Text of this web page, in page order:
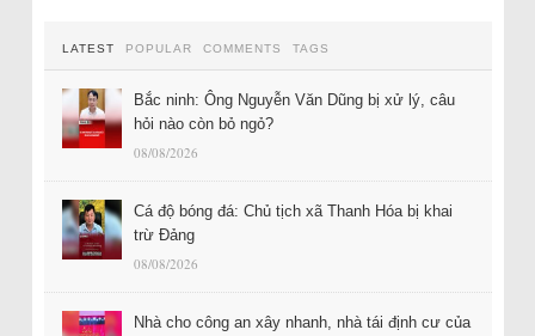
LATEST POPULAR COMMENTS TAGS
Bắc ninh: Ông Nguyễn Văn Dũng bị xử lý, câu
hỏi nào còn bỏ ngỏ?
08/08/2026
Cá độ bóng đá: Chủ tịch xã Thanh Hóa bị khai
trừ Đảng
08/08/2026
Nhà cho công an xây nhanh, nhà tái định cư của